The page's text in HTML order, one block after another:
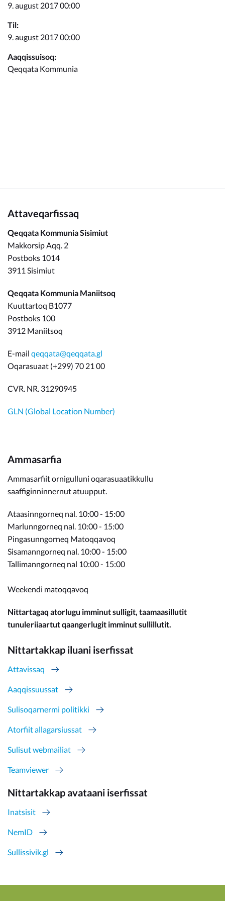
Kommunimi pilersaarut
Kommune pillugu
9. august 2017 00:00
Til:
9. august 2017 00:00
Aaqqissuisoq:
Qeqqata Kommunia
Attaveqarfissaq
Qeqqata Kommunia Sisimiut
Makkorsip Aqq. 2
Postboks 1014
3911 Sisimiut
Qeqqata Kommunia Maniitsoq
Kuuttartoq B1077
Postboks 100
3912 Maniitsoq
E-mail qeqqata@qeqqata.gl
Oqarasuaat (+299) 70 21 00
CVR. NR. 31290945
GLN (Global Location Number)
Ammasarfia
Ammasarfiit ornigulluni oqarasuaatikkullu
saaffiginninnernut atuupput.
Ataasinngorneq nal. 10:00 - 15:00
Marlunngorneq nal. 10:00 - 15:00
Pingasunngorneq Matoqqavoq
Sisamanngorneq nal. 10:00 - 15:00
Tallimanngorneq nal 10:00 - 15:00
Weekendi matoqqavoq
Nittartagaq atorlugu imminut sulligit, taamaasillutit
tunuleriiaartut qaangerlugit imminut sullillutit.
Nittartakkap iluani iserfissat
Attavissaq
Aaqqissuussat
Sulisoqarnermi politikki
Atorfiit allagarsiussat
Sulisut webmailiat
Teamviewer
Nittartakkap avataani iserfissat
Inatsisit
NemID
Sullissivik.gl